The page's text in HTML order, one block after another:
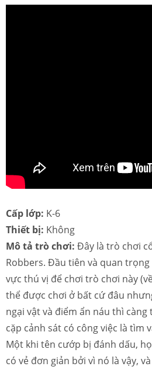
Cấp lớp: K-6
Thiết bị: Không
Mô tả trò chơi: Đây là trò chơi
Robbers. Đầu tiên và quan
vực thú vị để chơi trò chơi này
thể được chơi ở bất cứ đâu
ngại vật và điểm ẩn náu thì
cặp cảnh sát có công việc là tìm
Một khi tên cướp bị đánh dấu,
có vẻ đơn giản bởi vì nó là vậy,